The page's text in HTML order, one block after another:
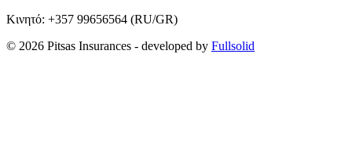
Κινητό: +357 99656564 (RU/GR)
© 2026 Pitsas Insurances - developed by Fullsolid